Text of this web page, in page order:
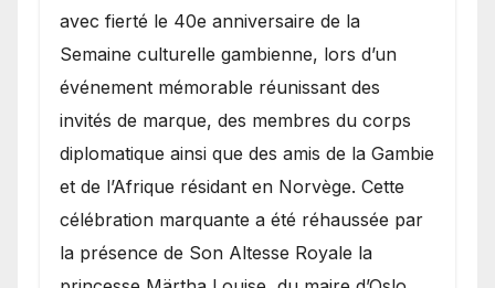
avec fierté le 40e anniversaire de la
Semaine culturelle gambienne, lors d’un
événement mémorable réunissant des
invités de marque, des membres du corps
diplomatique ainsi que des amis de la Gambie
et de l’Afrique résidant en Norvège. Cette
célébration marquante a été réhaussée par
la présence de Son Altesse Royale la